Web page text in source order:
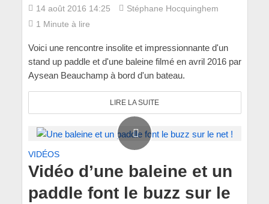
14 août 2016 14:25
Stéphane Hocquinghem
1 Minute à lire
Voici une rencontre insolite et impressionnante d'un
stand up paddle et d'une baleine filmé en avril 2016 par
Aysean Beauchamp à bord d'un bateau.
LIRE LA SUITE
VIDÉOS
Vidéo d’une baleine et un
paddle font le buzz sur le